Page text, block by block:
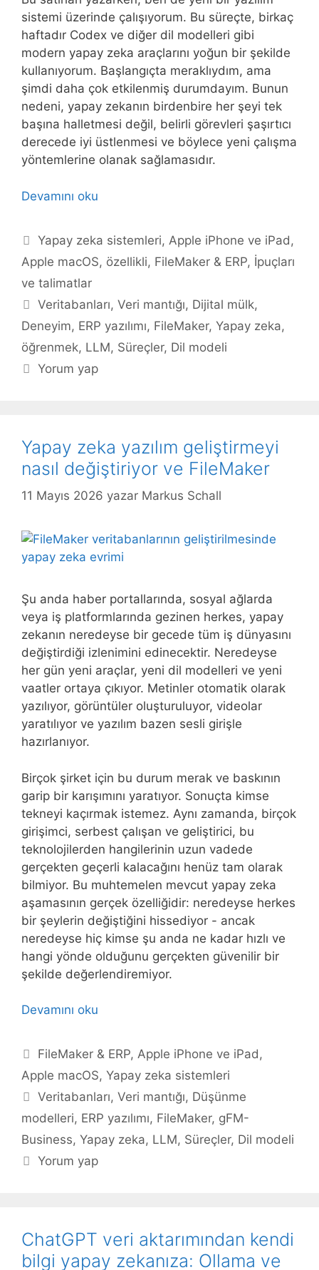
sistemi üzerinde çalışıyorum. Bu süreçte, birkaç
haftadır Codex ve diğer dil modelleri gibi
modern yapay zeka araçlarını yoğun bir şekilde
kullanıyorum. Başlangıçta meraklıydım, ama
şimdi daha çok etkilenmiş durumdayım. Bunun
nedeni, yapay zekanın birdenbire her şeyi tek
başına halletmesi değil, belirli görevleri şaşırtıcı
derecede iyi üstlenmesi ve böylece yeni çalışma
yöntemlerine olanak sağlamasıdır.
Devamını oku
Kategoriler
Yapay zeka sistemleri, Apple iPhone ve iPad ,
Apple macOS, özellikli, FileMaker & ERP, İpuçları
ve talimatlar
Etiketler
Veritabanları,Veri mantığı, Dijital mülk,
Deneyim, ERP yazılımı, FileMaker, Yapay zeka,
öğrenmek, LLM, Süreçler, Dil modeli
Yorum yap
Yapay zeka yazılım geliştirmeyi
nasıl değiştiriyor ve FileMaker
11 Mayıs 2026 yazar Markus Schall
Şu anda haber portallarında, sosyal ağlarda
veya iş platformlarında gezinen herkes, yapay
zekanın neredeyse bir gecede tüm iş dünyasını
değiştirdiği izlenimini edinecektir. Neredeyse
her gün yeni araçlar, yeni dil modelleri ve yeni
vaatler ortaya çıkıyor. Metinler otomatik olarak
yazılıyor, görüntüler oluşturuluyor, videolar
yaratılıyor ve yazılım bazen sesli girişle
hazırlanıyor.
Birçok şirket için bu durum merak ve baskının
garip bir karışımını yaratıyor. Sonuçta kimse
tekneyi kaçırmak istemez. Aynı zamanda, birçok
girişimci, serbest çalışan ve geliştirici, bu
teknolojilerden hangilerinin uzun vadede
gerçekten geçerli kalacağını henüz tam olarak
bilmiyor. Bu muhtemelen mevcut yapay zeka
aşamasının gerçek özelliğidir: neredeyse herkes
bir şeylerin değiştiğini hissediyor - ancak
neredeyse hiç kimse şu anda ne kadar hızlı ve
hangi yönde olduğunu gerçekten güvenilir bir
şekilde değerlendiremiyor.
Devamını oku
Kategoriler
FileMaker & ERP,Apple iPhone ve iPad,
Apple macOS, Yapay zeka sistemleri
Etiketler
Veritabanları,Veri mantığı, Düşünme
modelleri, ERP yazılımı, FileMaker, gFM-
Business, Yapay zeka, LLM, Süreçler, Dil modeli
Yorum yap
ChatGPT veri aktarımından kendi
bilgi yapay zekanıza: Ollama ve